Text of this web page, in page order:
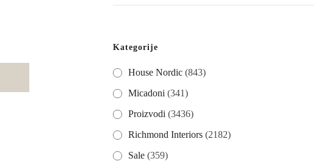
Kategorije
House Nordic (843)
Micadoni (341)
Proizvodi (3436)
Richmond Interiors (2182)
Sale (359)